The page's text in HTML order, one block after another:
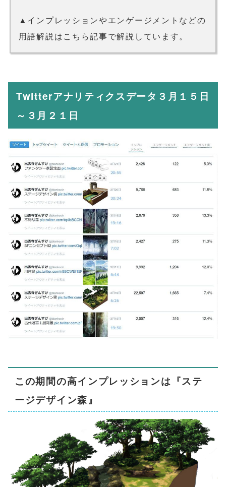
▲インプレッションやエンゲージメントなどの
用語解説はこちら記事で解説しています。
Twitterアナリティクスデータ３月１５日
～３月２１日
この期間の高インプレッションは『ステ
ージデザイン森』